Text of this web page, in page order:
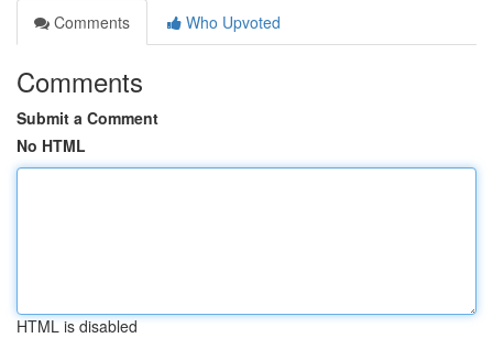
Comments
Who Upvoted
Comments
Submit a Comment
No HTML
HTML is disabled